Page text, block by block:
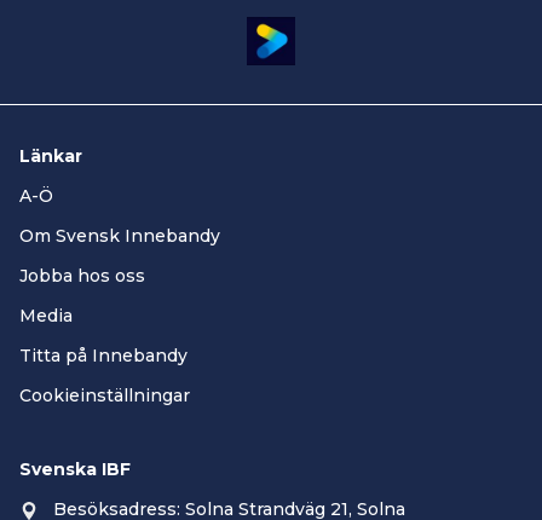
Länkar
A-Ö
Om Svensk Innebandy
Jobba hos oss
Media
Titta på Innebandy
Cookieinställningar
Svenska IBF
Besöksadress: Solna Strandväg 21, Solna